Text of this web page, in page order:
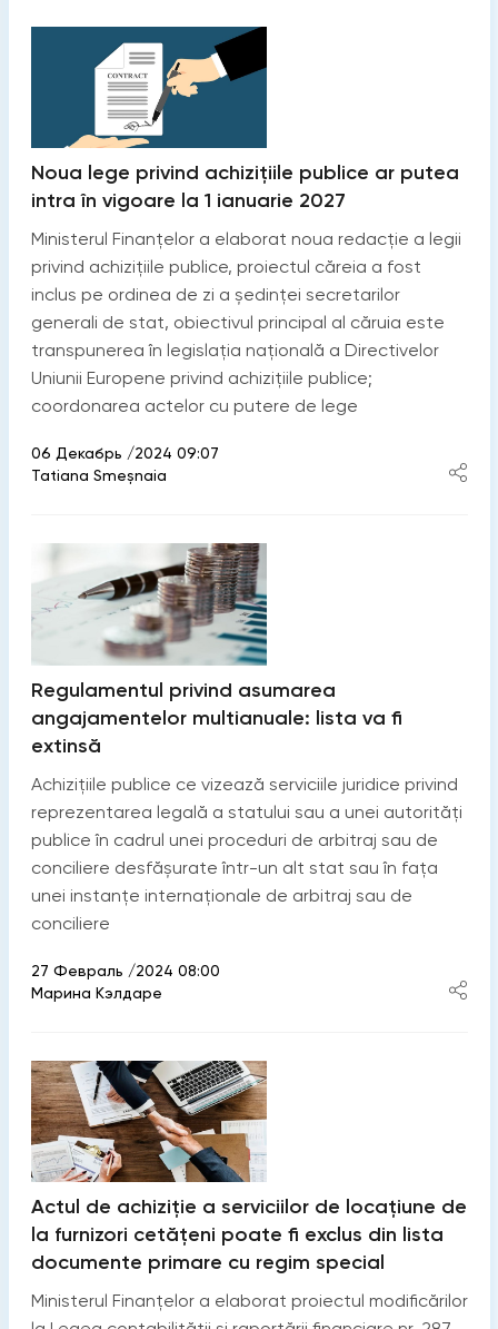
Noua lege privind achizițiile publice ar putea
intra în vigoare la 1 ianuarie 2027
Ministerul Finanțelor a elaborat noua redacție a legii
privind achizițiile publice, proiectul căreia a fost
inclus pe ordinea de zi a ședinței secretarilor
generali de stat, obiectivul principal al căruia este
transpunerea în legislația națională a Directivelor
Uniunii Europene privind achizițiile publice;
coordonarea actelor cu putere de lege
06 Декабрь /2024 09:07
Tatiana Smeșnaia
Regulamentul privind asumarea
angajamentelor multianuale: lista va fi
extinsă
Achizițiile publice ce vizează serviciile juridice privind
reprezentarea legală a statului sau a unei autorități
publice în cadrul unei proceduri de arbitraj sau de
conciliere desfășurate într-un alt stat sau în fața
unei instanțe internaționale de arbitraj sau de
conciliere
27 Февраль /2024 08:00
Марина Кэлдаре
Actul de achiziție a serviciilor de locațiune de
la furnizori cetățeni poate fi exclus din lista
documente primare cu regim special
Ministerul Finanțelor a elaborat proiectul modificărilor